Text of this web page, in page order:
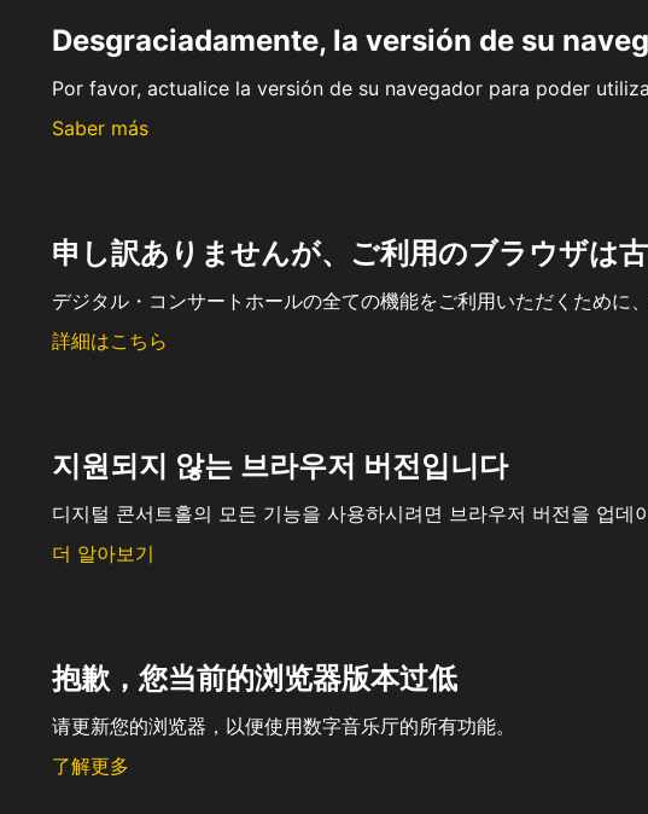
Desgraciadamente, la versión de su
Por favor, actualice la versión de su navegador para poder
Saber más
申し訳ありませんが、ご利用のブラウザは
デジタル・コンサートホールの全ての機能をご利用いただくために
詳細はこちら
지원되지 않는 브라우저 버전입니다
디지털 콘서트홀의 모든 기능을 사용하시려면 브라우저 버전을 업데
더 알아보기
抱歉，您当前的浏览器版本过低
请更新您的浏览器，以便使用数字音乐厅的所有功能。
了解更多